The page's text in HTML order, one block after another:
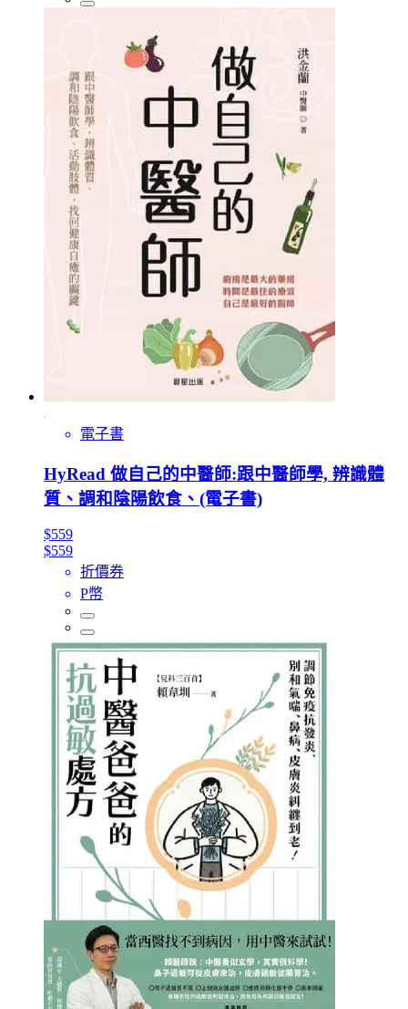
電子書
HyRead 做自己的中醫師:跟中醫師學, 辨識體
質、調和陰陽飲食、(電子書)
$559
$559
折價券
P幣